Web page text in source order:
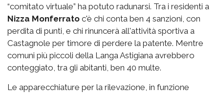
“comitato virtuale” ha potuto radunarsi. Tra i residenti a
Nizza Monferrato c'è chi conta ben 4 sanzioni, con
perdita di punti, e chi rinuncerà all'attività sportiva a
Castagnole per timore di perdere la patente. Mentre
comuni più piccoli della Langa Astigiana avrebbero
conteggiato, tra gli abitanti, ben 40 multe.
Le apparecchiature per la rilevazione, in funzione